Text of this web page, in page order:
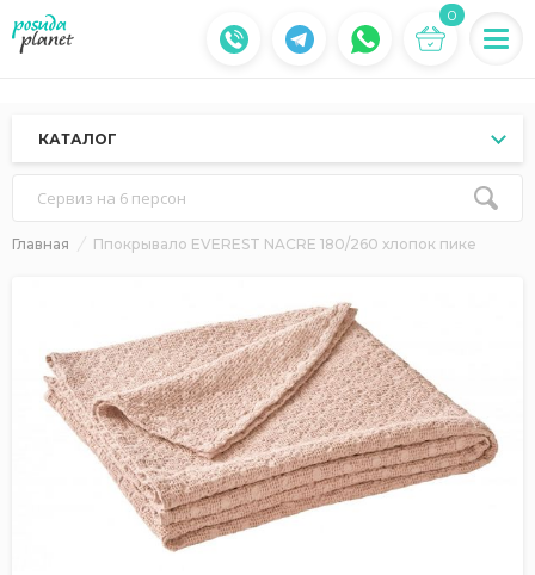
0
КАТАЛОГ
Сервиз на 6 персон
Главная Ппокрывало EVEREST NACRE 180/260 хлопок пике